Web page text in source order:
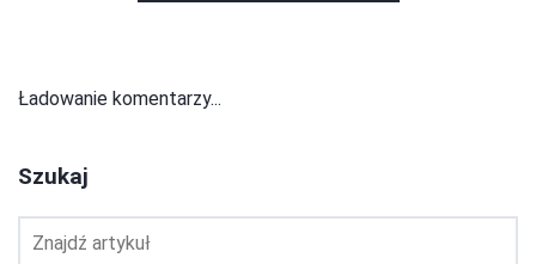
Ładowanie komentarzy...
Szukaj